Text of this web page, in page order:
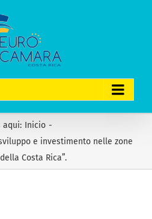
aqui: Inicio -
e investimento nelle zone
Costa Rica”.